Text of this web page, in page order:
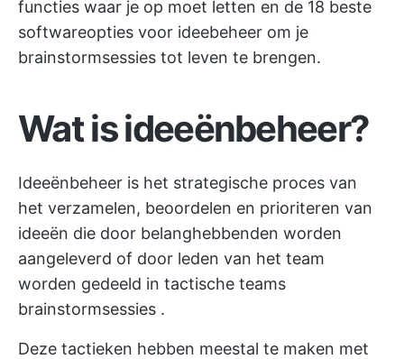
functies waar je op moet letten en de 18 beste
softwareopties voor ideebeheer om je
brainstormsessies tot leven te brengen.
Wat is ideeënbeheer?
Ideeënbeheer is het strategische proces van
het verzamelen, beoordelen en prioriteren van
ideeën die door belanghebbenden worden
aangeleverd of door leden van het team
worden gedeeld in tactische teams
brainstormsessies .
Deze tactieken hebben meestal te maken met